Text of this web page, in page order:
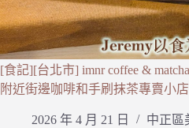
[食記][台北市] imnr coffee &
附近街邊咖啡和手刷抹茶專賣小店
2026 年 4 月 21 日 中正區